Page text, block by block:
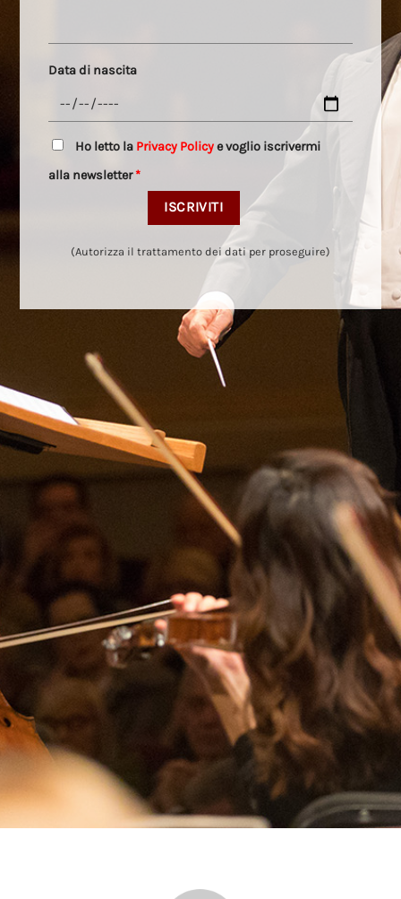
Data di nascita
Ho letto la Privacy Policye voglio iscrivermi
alla newsletter*
(Autorizza il trattamento dei dati per proseguire)